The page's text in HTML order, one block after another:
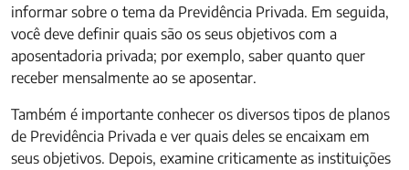
informar sobre o tema da Previdência Privada. Em seguida,
você deve definir quais são os seus objetivos com a
aposentadoria privada; por exemplo, saber quanto quer
receber mensalmente ao se aposentar.
Também é importante conhecer os diversos tipos de planos
de Previdência Privada e ver quais deles se encaixam em
seus objetivos. Depois, examine criticamente as instituições